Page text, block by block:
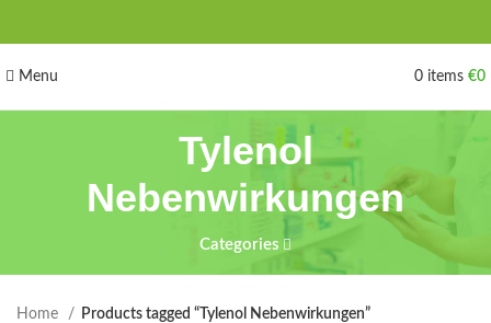
Menu 0 items €0
Tylenol
Nebenwirkungen
Categories
Home Products tagged “Tylenol Nebenwirkungen”